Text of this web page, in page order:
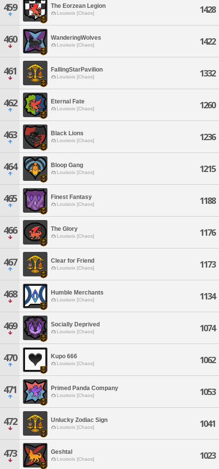
459 The Eorzean Legion
Louisoix [Chaos] 1428
460 WanderingWolves
Louisoix [Chaos] 1422
461 FallingStarPavilion
Louisoix [Chaos] 1332
462 Eternal Fate
Louisoix [Chaos] 1260
463 Black Lions
Louisoix [Chaos] 1236
464 Bloop Gang
Louisoix [Chaos] 1215
465 Finest Fantasy
Louisoix [Chaos] 1188
466 The Glory
Louisoix [Chaos] 1176
467 Clear for Friend
Louisoix [Chaos] 1173
468 Humble Merchants
Louisoix [Chaos] 1134
469 Socially Deprived
Louisoix [Chaos] 1074
470 Kupo 666
Louisoix [Chaos] 1062
471 Primed Panda Company
Louisoix [Chaos] 1053
472 Unlucky Zodiac Sign
Louisoix [Chaos] 1041
473 Geshtal
Louisoix [Chaos] 1023